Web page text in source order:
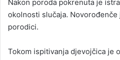
Nakon poroda pokrenuta je
okolnosti slučaja.
porodici.
Tokom ispitivanja djevojčica je